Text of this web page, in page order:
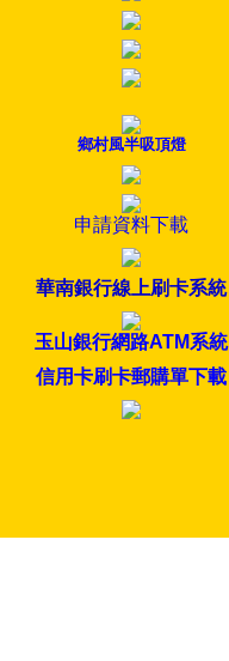
鄉村風半吸頂燈
申請資料下載
華南銀行線上刷卡系統
玉山銀行網路ATM系統
信用卡刷卡郵購單下載